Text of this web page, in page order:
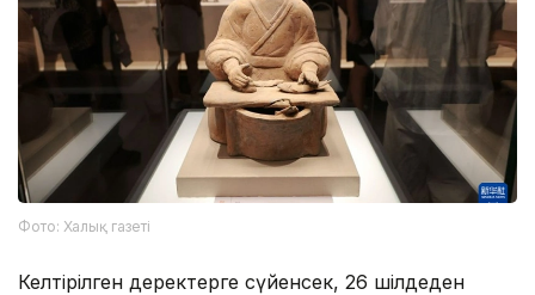
Фото: Халық газеті
Келтірілген деректерге сүйенсек, 26 шілдеден